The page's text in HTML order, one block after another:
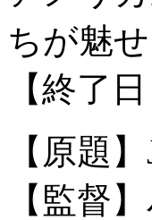
ちが魅
【終了
【原題
【監督